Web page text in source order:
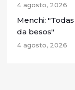
4 agosto, 2026
Menchi:
da besos"
4 agosto, 2026